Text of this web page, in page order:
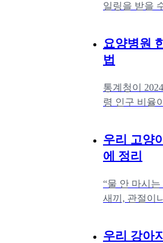
일링을 받을
요양병원
법
통계청이
령 인구 비율
우리 고양
에 정리
“물 안 마시
새끼, 관절이
우리 강아